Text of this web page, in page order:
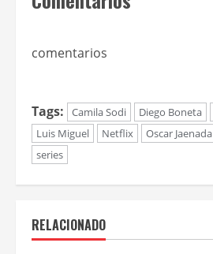
comentarios
Tags: Camila Sodi Diego Boneta
Luis Miguel
Netflix Oscar Jaenada
series
RELACIONADO